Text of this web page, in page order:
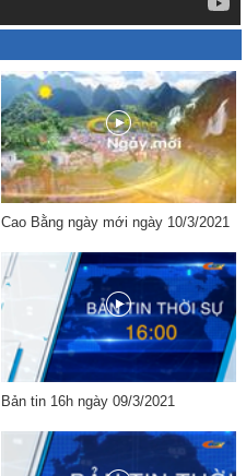
Cao Bằng ngày mới ngày 10/3/2021
Bản tin 16h ngày 09/3/2021